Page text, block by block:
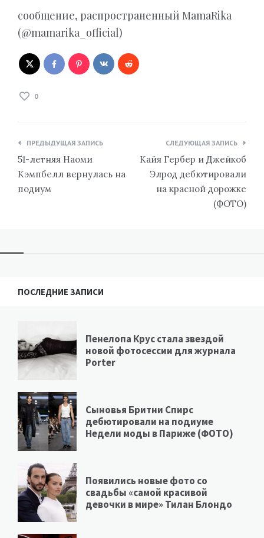
сообщение, распространенный MamaRika
(@mamarika_official)
0
Навигация
по
записям
ПРЕДЫДУЩАЯ ЗАПИСЬ
51-летняя Наоми
Кэмпбелл вернулась на
подиум
СЛЕДУЮЩАЯ ЗАПИСЬ
Кайя Гербер и Джейкоб
Элрод дебютировали
на красной дорожке
(ФОТО)
ПОСЛЕДНИЕ ЗАПИСИ
Пенелопа Крус стала звездой
новой фотосессии для журнала
Porter
Сыновья Бритни Спирс
дебютировали на подиуме
Недели моды в Париже (ФОТО)
Появились новые фото со
свадьбы «самой красивой
девочки в мире» Тилан Блондо